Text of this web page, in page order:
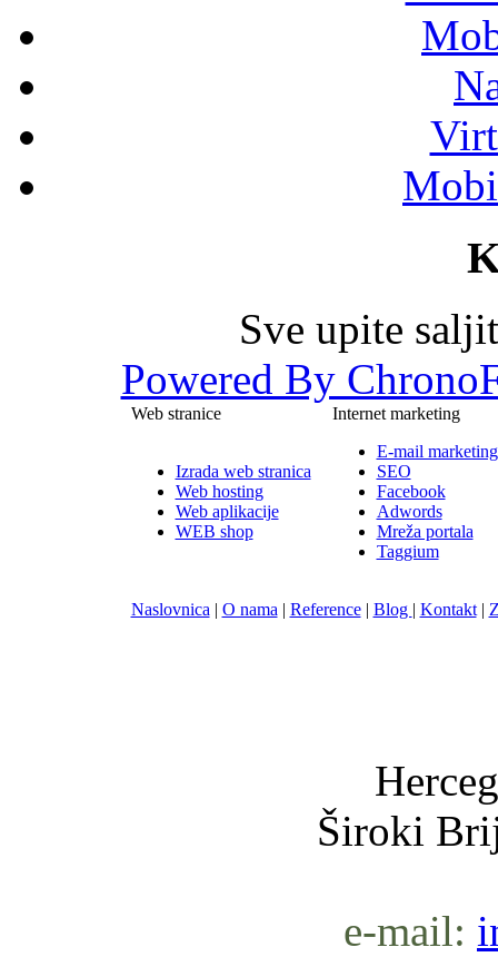
Sve upite
Powered By
Web stranice Internet marketing
Izrada web stranica
Web hosting
Web aplikacije
WEB shop
E-mail marketing
SEO
Facebook
Adwords
Mreža portala
Taggium
Naslovnica | O nama | Reference| Blog | Kontakt|
Široki
e-mail: